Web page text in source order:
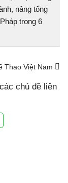
nâng tổng
trong 6
Thao Việt Nam
chủ đề liên